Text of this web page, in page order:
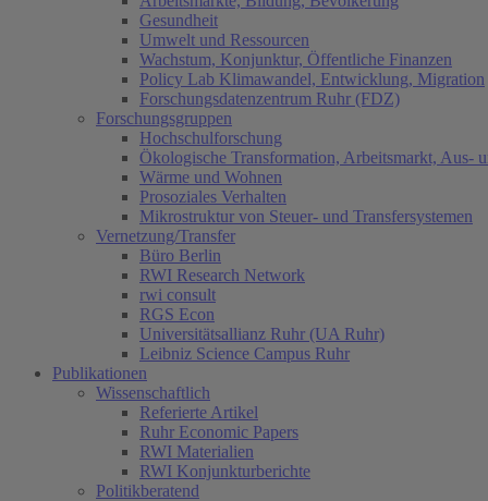
Gesundheit
Umwelt und Ressourcen
Wachstum, Konjunktur, Öffentliche Finanzen
Policy Lab Klimawandel, Entwicklung, Migration
Forschungsdatenzentrum Ruhr (FDZ)
Forschungsgruppen
Hochschulforschung
Ökologische Transformation, Arbeitsmarkt, Aus-
Wärme und Wohnen
Prosoziales Verhalten
Mikrostruktur von Steuer- und Transfersystemen
Vernetzung/Transfer
Büro Berlin
RWI Research Network
rwi consult
RGS Econ
Universitätsallianz Ruhr (UA Ruhr)
Leibniz Science Campus Ruhr
Publikationen
Wissenschaftlich
Referierte Artikel
Ruhr Economic Papers
RWI Materialien
RWI Konjunkturberichte
Politikberatend